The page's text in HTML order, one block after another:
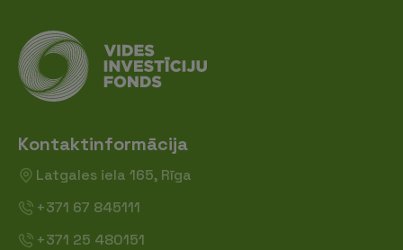
Kontaktinformācija
Latgales iela 165, Rīga
+371 67 845111
+371 25 480151